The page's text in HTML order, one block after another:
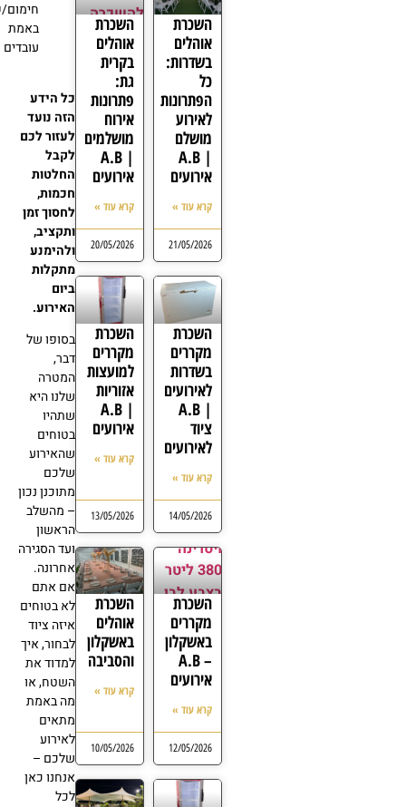
השכרת
אוהלים
בשדרות:
כל
הפתרונות
לאירוע
מושלם
| A.B
אירועים
קרא עוד »
21/05/2026
השכרת
אוהלים
בקרית
גת:
פתרונות
אירוח
מושלמים
| A.B
אירועים
קרא עוד »
20/05/2026
השכרת
מקררים
בשדרות
לאירועים
| A.B
ציוד
לאירועים
קרא עוד »
14/05/2026
השכרת
מקררים
למועצות
אזוריות
| A.B
אירועים
קרא עוד »
13/05/2026
השכרת
מקררים
באשקלון
– A.B
אירועים
קרא עוד »
12/05/2026
השכרת
אוהלים
באשקלון
והסביבה
קרא עוד »
10/05/2026
חימום/
באמת
עובדים
כל הידע
הזה נועד
לעזור לכם
לקבל
החלטות
חכמות,
לחסוך זמן
ותקציב,
ולהימנע
מתקלות
ביום
האירוע.
בסופו של
דבר,
המטרה
שלנו היא
שתהיו
בטוחים
שהאירוע
שלכם
מתוכנן נכון
– מהשלב
הראשון
ועד הסגירה
אחרונה.
אם אתם
לא בטוחים
איזה ציוד
לבחור, איך
למדוד את
השטח, או
מה באמת
מתאים
לאירוע
שלכם –
אנחנו כאן
לכל